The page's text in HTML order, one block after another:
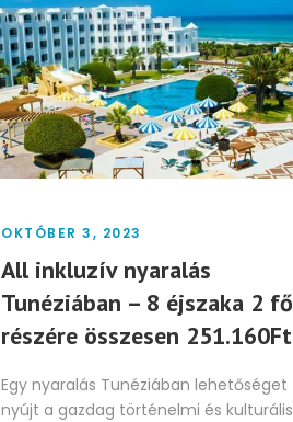
OKTÓBER 3, 2023
All inkluzív nyaralás
Tunéziában – 8 éjszaka 2 fő
részére összesen 251.160Ft
Egy nyaralás Tunéziában lehetőséget
nyújt a gazdag történelmi és kulturális